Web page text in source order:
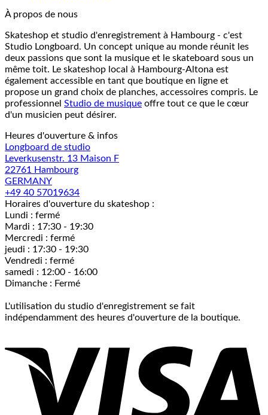
À propos de nous
Skateshop et studio d'enregistrement à Hambourg - c'est
Studio Longboard. Un concept unique au monde réunit les
deux passions que sont la musique et le skateboard sous un
même toit. Le skateshop local à Hambourg-Altona est
également accessible en tant que boutique en ligne et
propose un grand choix de planches, accessoires compris. Le
professionnel Studio de musique offre tout ce que le cœur
d'un musicien peut désirer.
Heures d'ouverture & infos
Longboard de studio
Leverkusenstr. 13 Maison F
22761 Hambourg
GERMANY
+49 40 57019634
Horaires d'ouverture du skateshop :
Lundi : fermé
Mardi : 17:30 - 19:30
Mercredi : fermé
jeudi : 17:30 - 19:30
Vendredi : fermé
samedi : 12:00 - 16:00
Dimanche : Fermé
L'utilisation du studio d'enregistrement se fait
indépendamment des heures d'ouverture de la boutique.